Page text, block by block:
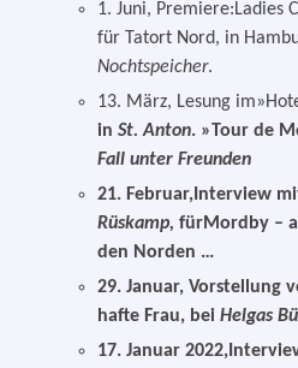
1. Juni, Premiere:Ladies
für Tatort Nord, in
Nochtspeicher.
13. März, Lesung
inSt. Anton. »Tour de
Fall unter Freunden
21. Februar,Interview
Rüskamp, fürMordby –
den Norden …
29. Januar, Vorstellung
haf­te Frau, beiHelgas
17. Januar